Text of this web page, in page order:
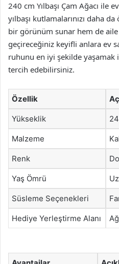
240 cm Yılbaşı Çam Ağacı ile
yılbaşı kutlamalarınızı daha
bir görünüm sunar hem de aile
geçireceğiniz keyifli anlara ev
ruhunu en iyi şekilde yaşamak
tercih edebilirsiniz.
Özellik
Yükseklik
Malzeme
Renk
Yaş Ömrü
Süsleme Seçenekleri
Hediye Yerleştirme Alanı